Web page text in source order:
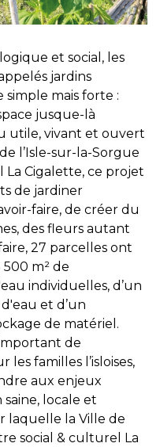
et social, les
jardins
simple mais forte :
jusque-là
utile, vivant et ouvert
l’Isle-sur-la-Sorgue
Cigalette, ce projet
de jardiner
faire, de créer du
des fleurs autant
27 parcelles ont
m² de
individuelles, d’un
et d’un
de matériel.
de
les familles l’isloises,
aux enjeux
locale et
laquelle la Ville de
social & culturel La